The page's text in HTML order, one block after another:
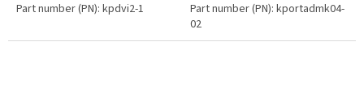
Part number (PN): kpdvi2-1
Part number (PN): kportadmk04-
02